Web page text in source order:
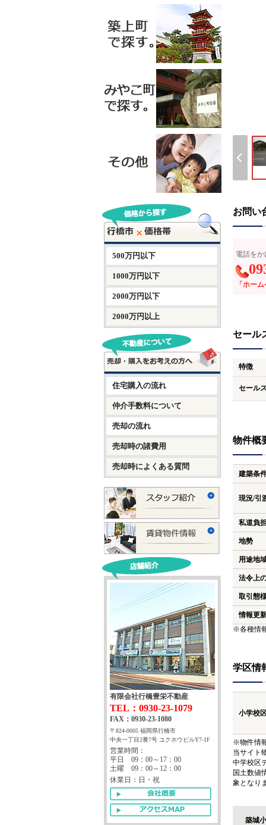
お問い
電話をか
「ホー
セール
特徴
セール
物件概
建築条
現況/引
私道負
地勢
用途地
法令上
取引態
情報更
※各種情
学区情
小学校
※物件情
当サイト
中学校区
国土数値
象となり
築城
500万円以下
1000万円以下
2000万円以下
2000万円以上
住宅購入の流れ
仲介手数料について
売却の流れ
売却時の諸費用
売却時によくある質問
有限会社行橋豊栄不動産
TEL：0930-23-1079
FAX：0930-23-1080
〒824-0005 福岡県行橋市
中央一丁目2番7号 ユクホウビルY7-1F
営業時間：
平日 09：00～17：00
土曜 09：00～12：00
休業日：日・祝